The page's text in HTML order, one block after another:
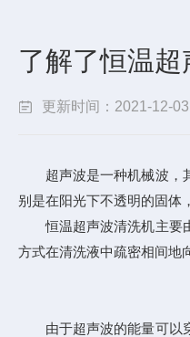
了解了恒温
更新时间：2021-12-03
超声波是一种机械波，其
别是在阳光下不透明的固体
恒温超声波清洗机主要
方式在清洗液中疏密相间地
由于超声波的能量可以穿